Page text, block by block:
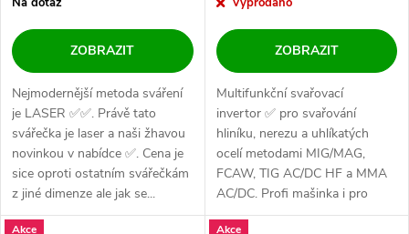
ZOBRAZIT
Nejmodernější metoda sváření
je LASER ✅✅. Právě tato
svářečka je laser a naši žhavou
novinkou v nabídce ✅. Cena je
sice oproti ostatním svářečkám
z jiné dimenze ale jak se...
ZOBRAZIT
Multifunkční svařovací
invertor ✅ pro svařování
hliníku, nerezu a uhlíkatých
ocelí metodami MIG/MAG,
FCAW, TIG AC/DC HF a MMA
AC/DC. Profi mašinka i pro
hobíky a...
Akce
Akce